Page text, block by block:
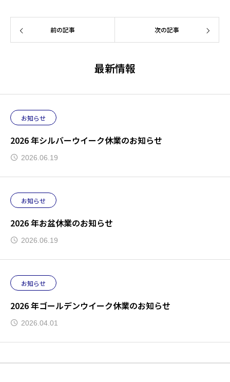
前の記事 次の記事
最新情報
お知らせ
2026 年シルバーウイーク休業のお知らせ
2026.06.19
お知らせ
2026 年お盆休業のお知らせ
2026.06.19
お知らせ
2026 年ゴールデンウイーク休業のお知らせ
2026.04.01